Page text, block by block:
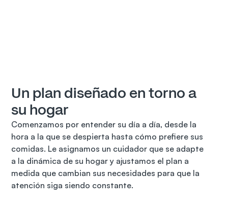
Un plan diseñado en torno a
su hogar
Comenzamos por entender su día a día, desde la
hora a la que se despierta hasta cómo prefiere sus
comidas. Le asignamos un cuidador que se adapte
a la dinámica de su hogar y ajustamos el plan a
medida que cambian sus necesidades para que la
atención siga siendo constante.